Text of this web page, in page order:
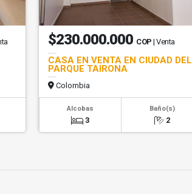
$230.000.000 COP | Venta
CASA EN VENTA EN CIUDAD DEL
PARQUE TAIRONA
Colombia
Alcobas
3
Baño(s)
2